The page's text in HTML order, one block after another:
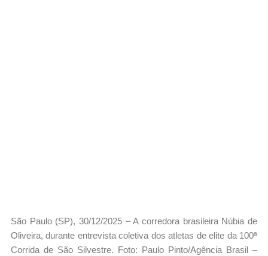
São Paulo (SP), 30/12/2025 – A corredora brasileira Núbia de
Oliveira, durante entrevista coletiva dos atletas de elite da 100ª
Corrida de São Silvestre. Foto: Paulo Pinto/Agência Brasil –